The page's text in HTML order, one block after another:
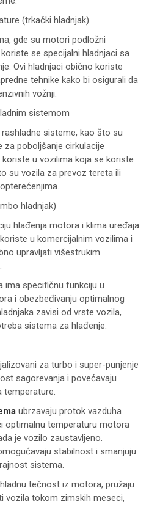
(trkački hladnjak)
gde su motori podložni
se specijalni hladnjaci sa
Ovi hladnjaci obično koriste
tehnike kako bi osigurali da
vožnji.
sistemom
sisteme, kao što su
za poboljšanje cirkulacije
u vozilima koja se koriste
su vozila za prevoz tereta ili
hladnjak)
hlađenja motora i klima uređaja
u komercijalnim vozilima i
upravljati višestrukim
ima specifičnu funkciju u
i obezbeđivanju optimalnog
zavisi od vrste vozila,
sistema za hlađenje.
za turbo i super-punjenje
sagorevanja i povećavaju
temperature.
ubrzavaju protok vazduha
optimalnu temperaturu motora
je vozilo zaustavljeno.
stabilnost i smanjuju
sistema.
tečnost iz motora, pružaju
vozila tokom zimskih meseci,